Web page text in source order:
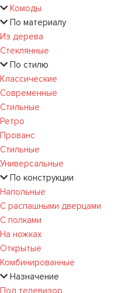
Комоды
По материалу
Из дерева
Стеклянные
По стилю
Классические
Современные
Стильные
Ретро
Прованс
Стильные
Универсальные
По конструкции
Напольные
С распашными дверцами
С полками
На ножках
Открытые
Комбинированные
Назначение
Под телевизор